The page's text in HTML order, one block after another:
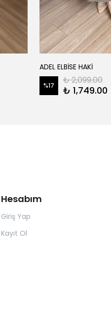
ADEL ELBİSE HAKİ
%17 ₺ 2,099.00
₺ 1,749.00
Hesabım
Giriş Yap
Kayıt Ol